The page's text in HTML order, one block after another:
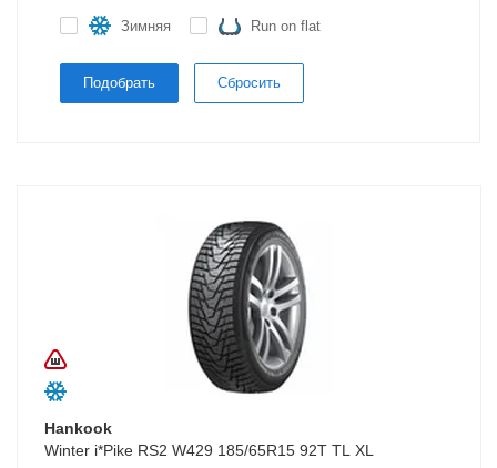
Зимняя Run on flat
Подобрать Сбросить
Hankook
Winter i*Pike RS2 W429 185/65R15 92T TL XL